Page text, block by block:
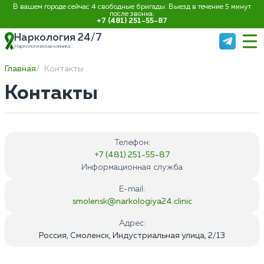
В вашем городе сейчас 4 свободные бригады. Выезд в течение 5 минут
после звонка:
+7 (481) 251-55-87
Наркология 24/7
Наркологическая клиника
Главная Контакты
Контакты
Телефон:
+7 (481) 251-55-87
Информационная служба
E-mail:
smolensk@narkologiya24.clinic
Адрес:
Россия, Смоленск, Индустриальная улица, 2/13